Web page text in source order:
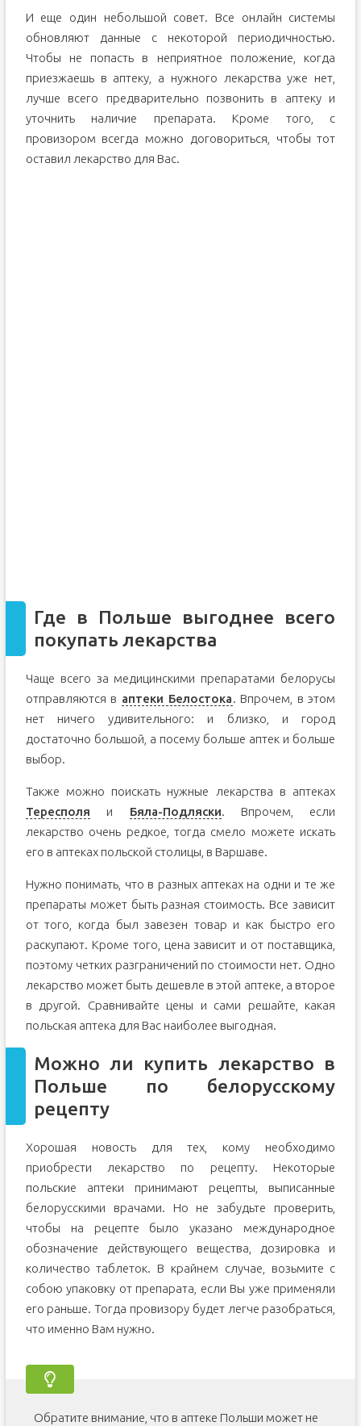
И еще один небольшой совет. Все онлайн системы
обновляют данные с некоторой периодичностью.
Чтобы не попасть в неприятное положение, когда
приезжаешь в аптеку, а нужного лекарства уже нет,
лучше всего предварительно позвонить в аптеку и
уточнить наличие препарата. Кроме того, с
провизором всегда можно договориться, чтобы тот
оставил лекарство для Вас.
Где в Польше выгоднее всего
покупать лекарства
Чаще всего за медицинскими препаратами белорусы
отправляются в аптеки Белостока. Впрочем, в этом
нет ничего удивительного: и близко, и город
достаточно большой, а посему больше аптек и больше
выбор.
Также можно поискать нужные лекарства в аптеках
Тересполя и Бяла-Подляски. Впрочем, если
лекарство очень редкое, тогда смело можете искать
его в аптеках польской столицы, в Варшаве.
Нужно понимать, что в разных аптеках на одни и те же
препараты может быть разная стоимость. Все зависит
от того, когда был завезен товар и как быстро его
раскупают. Кроме того, цена зависит и от поставщика,
поэтому четких разграничений по стоимости нет. Одно
лекарство может быть дешевле в этой аптеке, а второе
в другой. Сравнивайте цены и сами решайте, какая
польская аптека для Вас наиболее выгодная.
Можно ли купить лекарство в
Польше по белорусскому
рецепту
Хорошая новость для тех, кому необходимо
приобрести лекарство по рецепту. Некоторые
польские аптеки принимают рецепты, выписанные
белорусскими врачами. Но не забудьте проверить,
чтобы на рецепте было указано международное
обозначение действующего вещества, дозировка и
количество таблеток. В крайнем случае, возьмите с
собою упаковку от препарата, если Вы уже применяли
его раньше. Тогда провизору будет легче разобраться,
что именно Вам нужно.
Обратите внимание, что в аптеке Польши может не